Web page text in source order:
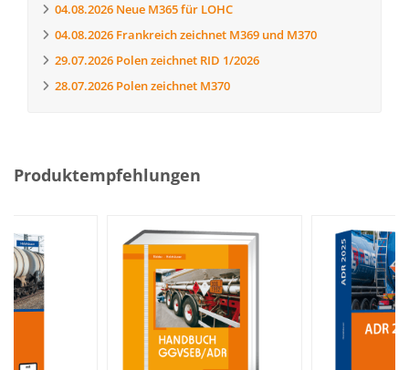
04.08.2026 Neue M365 für LOHC
04.08.2026 Frankreich zeichnet M369 und M370
29.07.2026 Polen zeichnet RID 1/2026
28.07.2026 Polen zeichnet M370
Produktempfehlungen